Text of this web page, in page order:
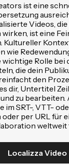
ist eine
Videos,
ist eine
Kultureller
wie
wichtige Rolle bei
die dein
den
dir, Untertitel
zu
im SRT-, VTT-
per URL für
weltweit
Localizza Video